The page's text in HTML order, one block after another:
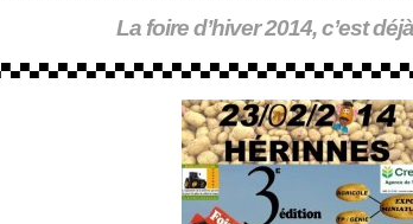
La foire d’hiver 2014, c’est